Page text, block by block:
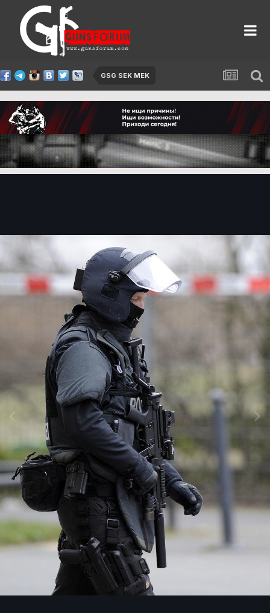
GSG SEK MEK